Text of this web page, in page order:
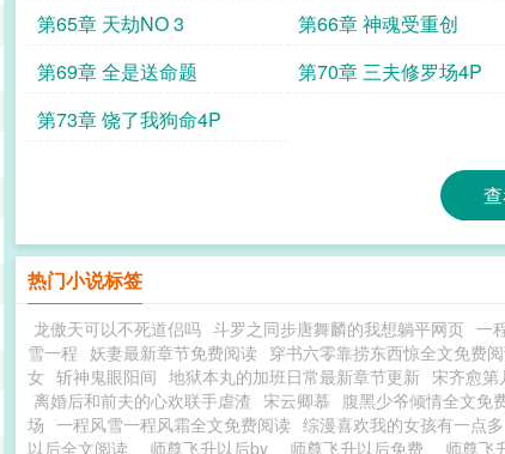
第65章 天劫NO 3
第66章 神魂受重创
第69章 全是送命题
第70章 三夫修罗场4P
第73章 饶了我狗命4P
热门小说标签
龙傲天可以不死道侣吗 斗罗之同步唐舞麟的我想躺平网页 一
雪一程 妖妻最新章节免费阅读 穿书六零靠捞东西惊全文免费
女 斩神鬼眼阳间 地狱本丸的加班日常最新章节更新 宋齐愈第
离婚后和前夫的心欢联手虐渣 宋云卿慕 腹黑少爷倾情全文免
场 一程风雪一程风霜全文免费阅读 综漫喜欢我的女孩有一点多
以后全文阅读
师尊飞升以后by 师尊飞升以后免费 师尊飞